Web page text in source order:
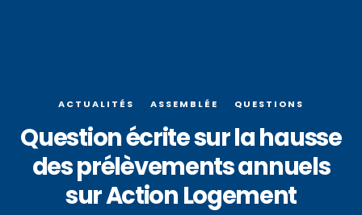
ACTUALITÉS ASSEMBLÉE QUESTIONS
Question écrite sur la hausse
des prélèvements annuels
sur Action Logement